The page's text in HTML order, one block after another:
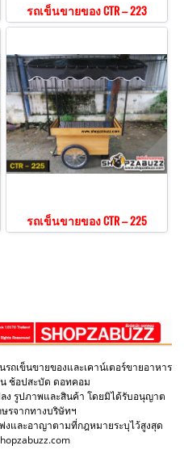
รถเข็นขายของ CTR – 223
รถเข็นขายของ CTR – 225
รถเข็นขายของและเคาน์เตอร์ขายอาหาร
ช้อปสะบัด ดอทคอม
ง รูปภาพและสินค้า โดยมิได้รับอนุญาต
รจากทางบริษัทฯ
และอาญาตามที่กฎหมายระบุไว้สูงสุด